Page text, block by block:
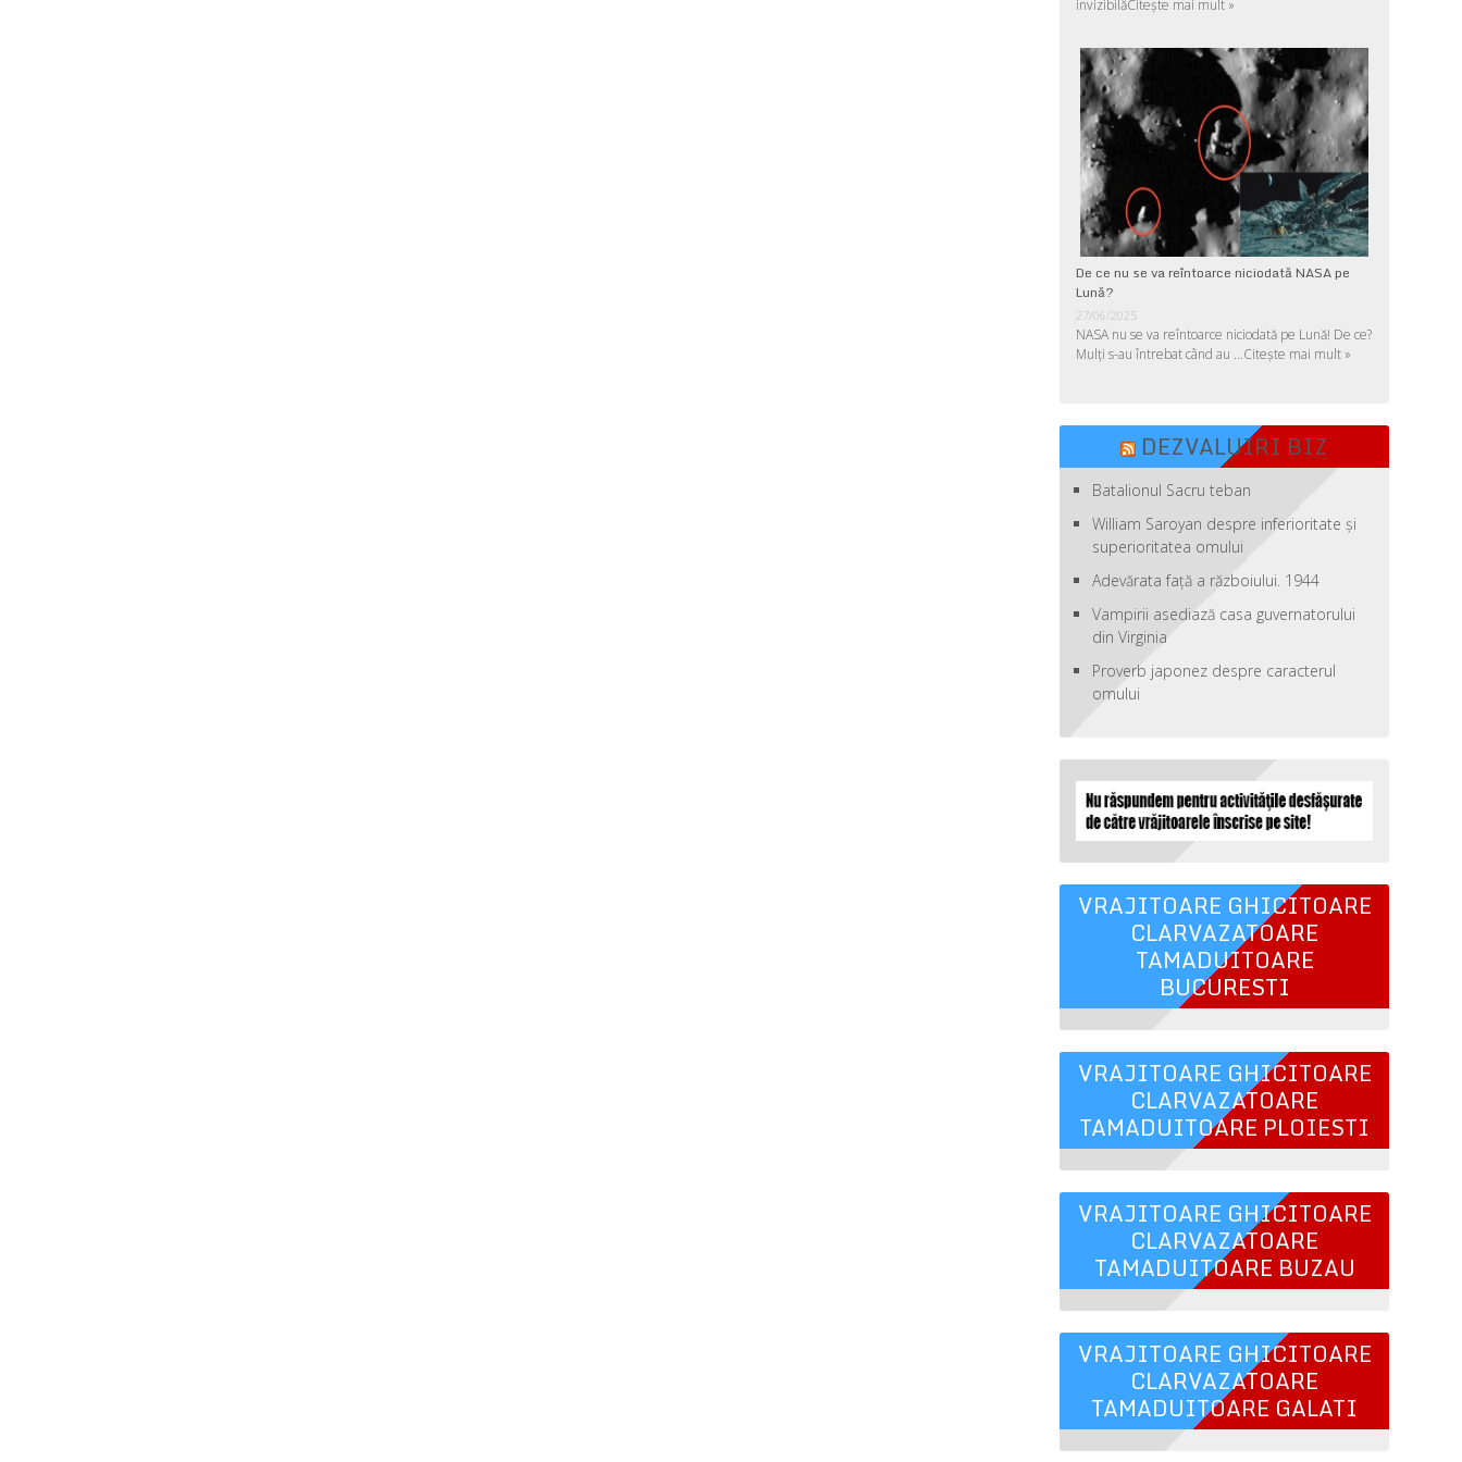
invizibilăCitește mai mult »
De ce nu se va reîntoarce niciodată NASA pe
Lună?
27/06/2025
NASA nu se va reîntoarce niciodată pe Lună! De ce?
Mulţi s-au întrebat când au …Citește mai mult »
DEZVALUIRI BIZ
Batalionul Sacru teban
William Saroyan despre inferioritate şi
superioritatea omului
Adevărata față a războiului. 1944
Vampirii asediază casa guvernatorului
din Virginia
Proverb japonez despre caracterul
omului
VRAJITOARE GHICITOARE
CLARVAZATOARE
TAMADUITOARE
BUCURESTI
VRAJITOARE GHICITOARE
CLARVAZATOARE
TAMADUITOARE PLOIESTI
VRAJITOARE GHICITOARE
CLARVAZATOARE
TAMADUITOARE BUZAU
VRAJITOARE GHICITOARE
CLARVAZATOARE
TAMADUITOARE GALATI